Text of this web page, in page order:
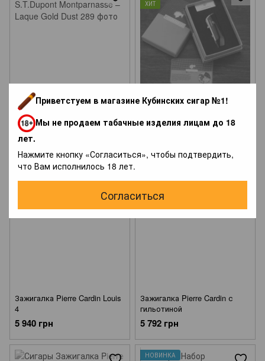
Приветстуем в магазине Кубинских сигар №1!
Мы не продаем табачные изделия лицам до 18
лет.
Нажмите кнопку «Согласиться», чтобы подтвердить,
что Вам исполнилось 18 лет.
Согласиться
Зажигалка S.T.Dupont
Montparnasse – Laque Gold
Dust
49 380 грн
ХИТ
(Турбо 3х)
Зажигалка Pierre Cardin Louis
4
5 940 грн
Зажигалка Pierre Cardin с
гильотиной
5 792 грн
НОВИНКА